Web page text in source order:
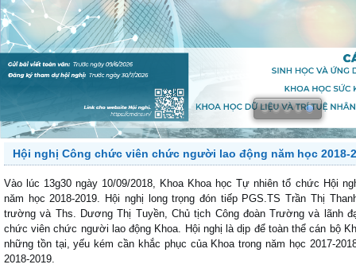
Hội nghị Công chức viên chức người lao động năm học 2018-
Vào lúc 13g30 ngày 10/09/2018, Khoa Khoa học Tự nhiên tổ chức Hội
năm học 2018-2019. Hội nghị long trọng đón tiếp PGS.TS Trần Thị
trường và Ths. Dương Thị Tuyền, Chủ tịch Công đoàn Trường và lãnh
chức viên chức người lao động Khoa. Hội nghị là dịp để toàn thể cán bộ
những tồn tại, yếu kém cần khắc phục của Khoa trong năm học 2017-
2018-2019.